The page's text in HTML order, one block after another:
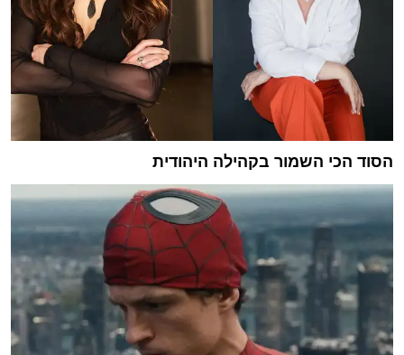
הסוד הכי השמור בקהילה היהודית